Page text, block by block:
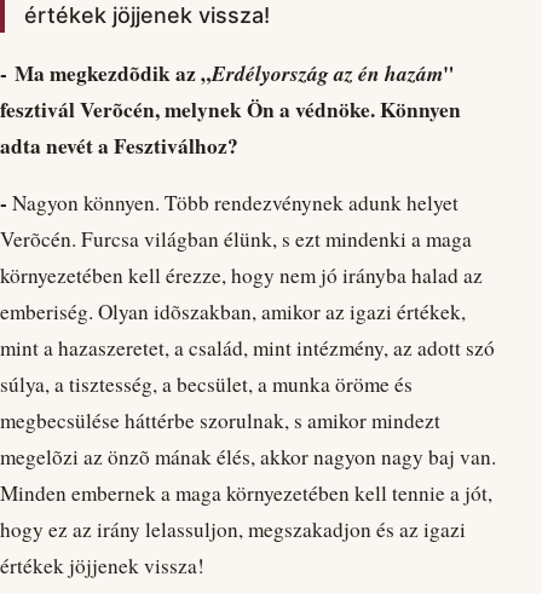
értékek jöjjenek vissza!
- Ma megkezdõdik az „Erdélyország az én hazám"
fesztivál Verõcén, melynek Ön a védnöke. Könnyen
adta nevét a Fesztiválhoz?
- Nagyon könnyen. Több rendezvénynek adunk helyet
Verõcén. Furcsa világban élünk, s ezt mindenki a maga
környezetében kell érezze, hogy nem jó irányba halad az
emberiség. Olyan idõszakban, amikor az igazi értékek,
mint a hazaszeretet, a család, mint intézmény, az adott szó
súlya, a tisztesség, a becsület, a munka öröme és
megbecsülése háttérbe szorulnak, s amikor mindezt
megelõzi az önzõ mának élés, akkor nagyon nagy baj van.
Minden embernek a maga környezetében kell tennie a jót,
hogy ez az irány lelassuljon, megszakadjon és az igazi
értékek jöjjenek vissza!